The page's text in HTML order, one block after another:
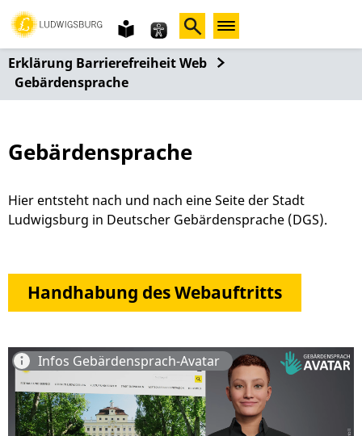
Gebärdensprache
leichte
Sprache
Erklärung Barrierefreiheit Web
Gebärdensprache
Gebärdensprache
Hier entsteht nach und nach eine Seite der Stadt
Ludwigsburg in Deutscher Gebärdensprache (DGS).
Handhabung des Webauftritts